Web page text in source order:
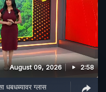
August 09, 2026 2:58
ग्लास